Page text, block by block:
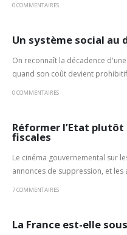
0 COMMENTAIRES
Un système social au
On reconnaît la décadence
quand son coût devient
0 COMMENTAIRES
Réformer l’Etat
fiscales
Le cinéma gouvernemental sur
annonces de suppression, et les
7 COMMENTAIRES
La France est-elle